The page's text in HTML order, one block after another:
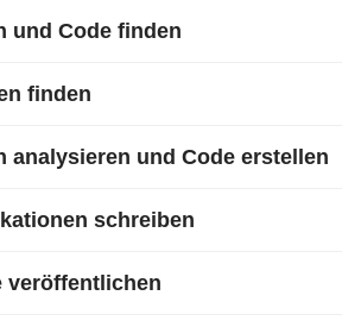
und Code finden
finden
analysieren und Code erstellen
schreiben
veröffentlichen